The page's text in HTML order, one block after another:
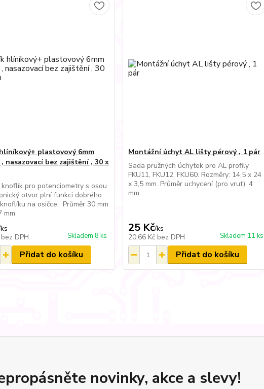
plastovový 6mm
nasazovací bez zajištění , 30 x
pro potenciometry s osou
otvor plní funkci dobrého
na osičce. Průměr 30 mm
mm
ks
bez DPH Skladem 8 ks
Přidat do košíku
Montážní úchyt AL lišty pérový , 1 pár
Sada pružných úchytek pro AL profily
FKU11, FKU12, FKU60. Rozměry: 14,5 x 24
x 3,5 mm. Průměr uchycení (pro vrut): 4
mm.
25 Kč/ks
20,66 Kč bez DPH Skladem 11 ks
Přidat do košíku
novinky, akce a slevy!